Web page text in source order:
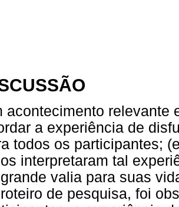
acontecimento relevante
a experiência de
todos os participantes;
interpretaram tal
valia para suas
de pesquisa, foi